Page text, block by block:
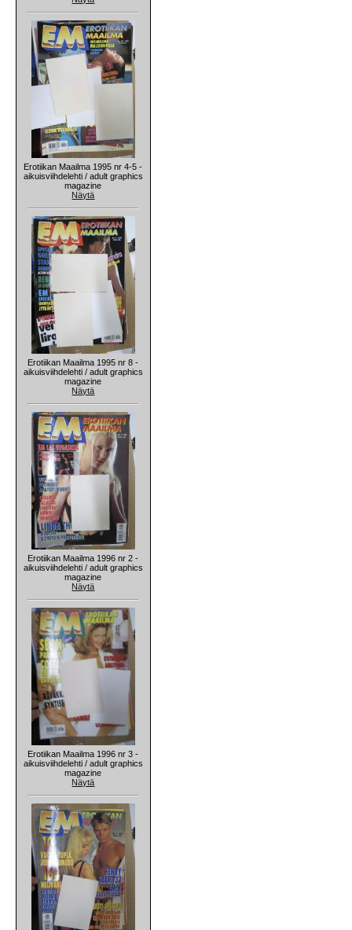
Erotiikan Maailma 1995 nr 4-5 -
aikuisviihdelehti / adult graphics
magazine
Näytä
Erotiikan Maailma 1995 nr 8 -
aikuisviihdelehti / adult graphics
magazine
Näytä
Erotiikan Maailma 1996 nr 2 -
aikuisviihdelehti / adult graphics
magazine
Näytä
Erotiikan Maailma 1996 nr 3 -
aikuisviihdelehti / adult graphics
magazine
Näytä